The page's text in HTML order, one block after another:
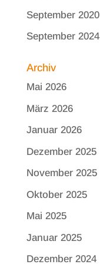
September 2020
September 2024
Archiv
Mai 2026
März 2026
Januar 2026
Dezember 2025
November 2025
Oktober 2025
Mai 2025
Januar 2025
Dezember 2024